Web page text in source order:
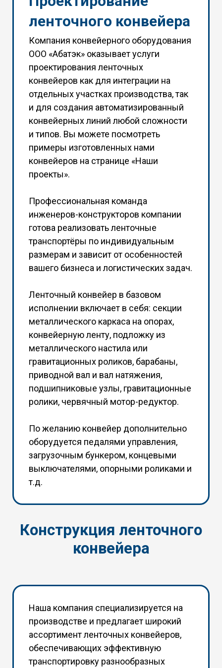
ленточного конвейера
Компания конвейерного оборудования
ООО «Абатэк» оказывает услуги
проектирования ленточных
конвейеров как для интеграции на
отдельных участках производства, так
и для создания автоматизированный
конвейерных линий любой сложности
и типов. Вы можете посмотреть
примеры изготовленных нами
конвейеров на странице «Наши
проекты».
Профессиональная команда
инженеров-конструкторов компании
готова реализовать ленточные
транспортёры по индивидуальным
размерам и зависит от особенностей
вашего бизнеса и логистических задач.
Ленточный конвейер в базовом
исполнении включает в себя: секции
металлического каркаса на опорах,
конвейерную ленту, подложку из
металлического настила или
гравитационных роликов, барабаны,
приводной вал и вал натяжения,
подшипниковые узлы, гравитационные
ролики, червячный мотор-редуктор.
По желанию конвейер дополнительно
оборудуется педалями управления,
загрузочным бункером, концевыми
выключателями, опорными роликами и
т.д.
Конструкция ленточного
конвейера
Наша компания специализируется на
производстве и предлагает широкий
ассортимент ленточных конвейеров,
обеспечивающих эффективную
транспортировку разнообразных